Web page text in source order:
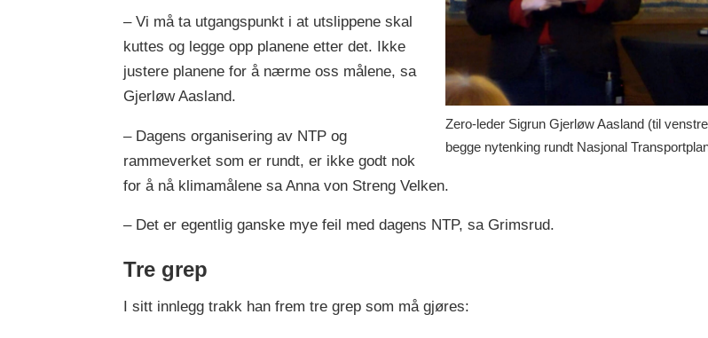
Zero-leder Sigrun Gjerløw Aasland (til
begge nytenking rundt Nasjonal
– Vi må ta utgangspunkt i at utslippene skal
kuttes og legge opp planene etter det. Ikke
justere planene for å nærme oss målene, sa
Gjerløw Aasland.
– Dagens organisering av NTP og
rammeverket som er rundt, er ikke godt nok
for å nå klimamålene sa Anna von Streng Velken.
– Det er egentlig ganske mye feil med dagens NTP, sa Grimsrud.
Tre grep
I sitt innlegg trakk han frem tre grep som må gjøres: